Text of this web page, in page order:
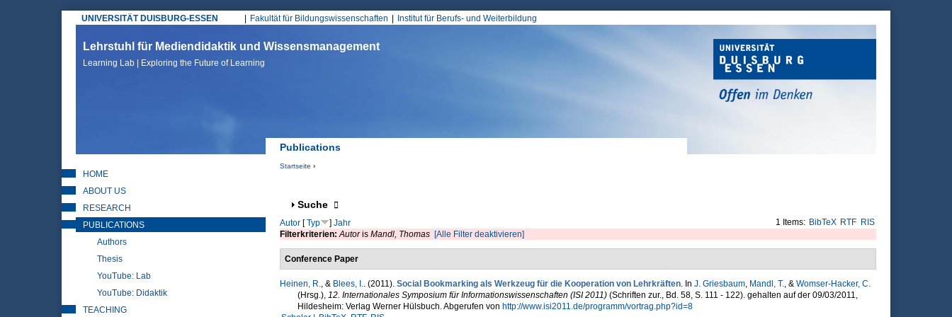
UNIVERSITÄT DUISBURG-ESSEN
Hauptmenü
Fakultät für Bildungswissenschaften Institut für Berufs- und Weiterbildung
Lehrstuhl für Mediendidaktik und Wissensmanagement
Learning Lab | Exploring the Future of Learning
Publications
Startseite ›
Anzeigen
Suche
1 Items: BibTeX RTF RIS
Autor[Typ ] Jahr
Filterkriterien:Autoris Mandl, Thomas [Alle Filter deaktivieren]
Conference Paper
Heinen, R., & Blees, I.. (2011). Social Bookmarking als Werkzeug für die Kooperation von Lehrkräften. In J. Griesbaum, Mandl, T., & Womser-Hacker, C.
(Hrsg.), 12. Internationales Symposium für Informationswissenschaften (ISI 2011)(Schriften zur., Bd. 58, S. 111 - 122). gehalten auf der 09/03/2011,
Hildesheim: Verlag Werner Hülsbuch. Abgerufen von http://www.isi2011.de/programm/vortrag.php?id=8
HOME
ABOUT US
RESEARCH
PUBLICATIONS
Authors
Thesis
YouTube: Lab
YouTube: Didaktik
TEACHING